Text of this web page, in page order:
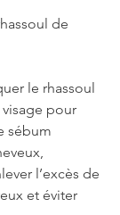
de
le rhassoul
pour
sébum
l’excès de
et éviter